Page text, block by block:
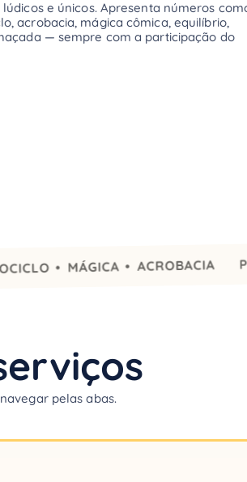
e únicos. Apresenta números
acrobacia, mágica cômica, equilíbrio,
— sempre com a participação do
MÁGICA • ACROBACIA
pelas abas.